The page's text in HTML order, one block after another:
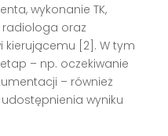
wykonanie TK,
radiologa oraz
kierującemu [2] . W tym
– np. oczekiwanie
– również
wyniku